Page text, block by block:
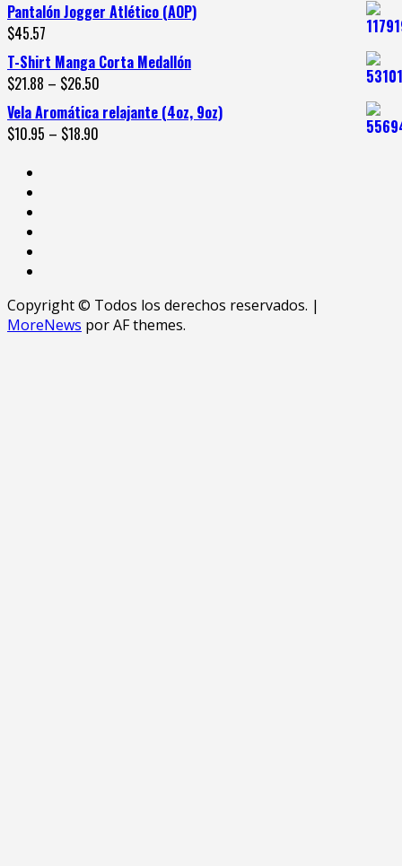
Pantalón Jogger Atlético (AOP)
$45.57
T-Shirt Manga Corta Medallón
$21.88 – $26.50
Vela Aromática relajante (4oz, 9oz)
$10.95 – $18.90
Copyright © Todos los derechos reservados. |
MoreNews por AF themes.